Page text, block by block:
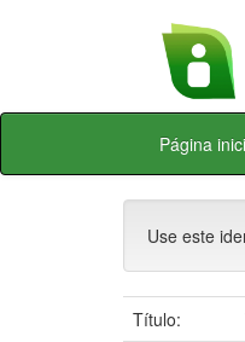
Skip
Página
Use este
Título: